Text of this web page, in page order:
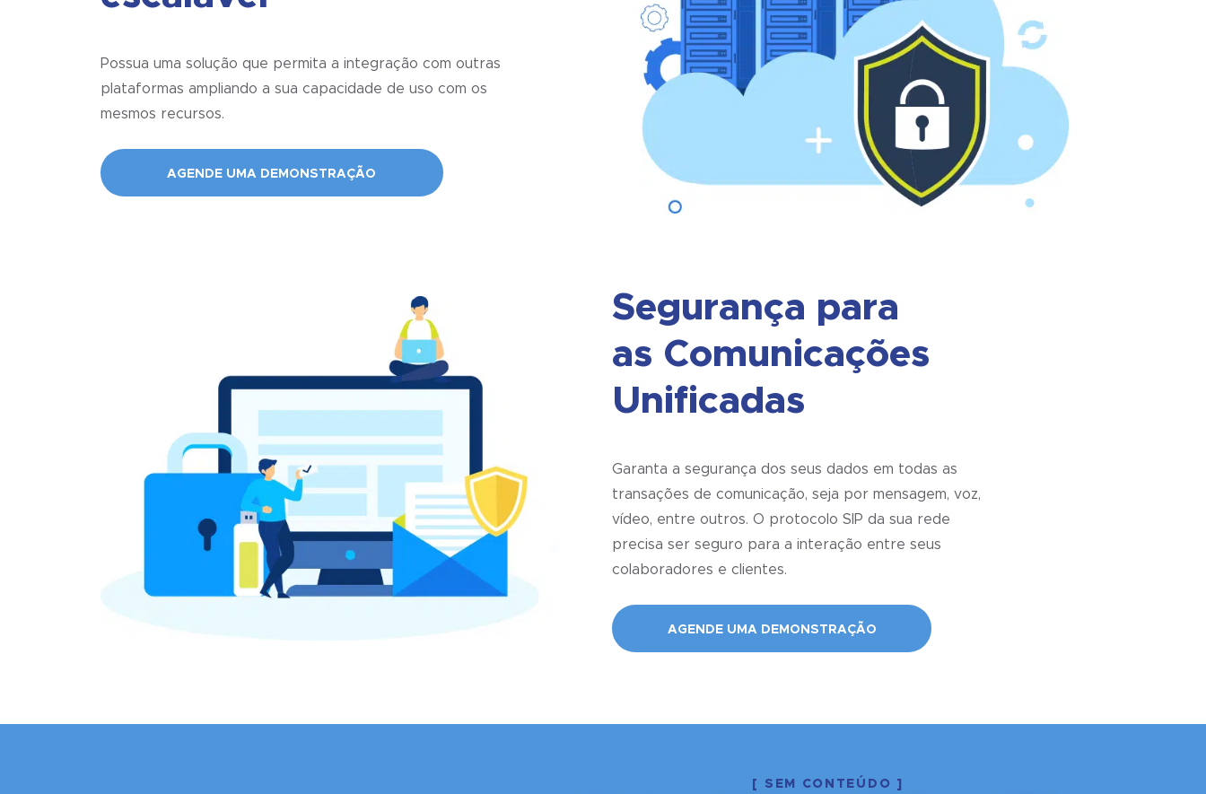
Possua uma solução que permita a integração com outras
plataformas ampliando a sua capacidade de uso com os
mesmos recursos.
AGENDE UMA DEMONSTRAÇÃO
Segurança para
as Comunicações
Unificadas
Garanta a segurança dos seus dados em todas as
transações de comunicação, seja por mensagem, voz,
vídeo, entre outros. O protocolo SIP da sua rede
precisa ser seguro para a interação entre seus
colaboradores e clientes.
AGENDE UMA DEMONSTRAÇÃO
[ SEM CONTEÚDO ]